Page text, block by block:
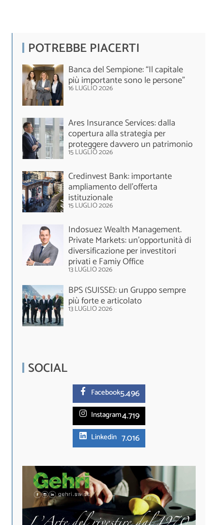
POTREBBE PIACERTI
Banca del Sempione: “Il capitale
più importante sono le persone”
16 LUGLIO 2026
Ares Insurance Services: dalla
copertura alla strategia per
proteggere davvero un patrimonio
15 LUGLIO 2026
Credinvest Bank: importante
ampliamento dell’offerta
istituzionale
15 LUGLIO 2026
Indosuez Wealth Management.
Private Markets: un’opportunità di
diversificazione per investitori
privati e Famiy Office
13 LUGLIO 2026
BPS (SUISSE): un Gruppo sempre
più forte e articolato
13 LUGLIO 2026
SOCIAL
Facebook5.496
Instagram4.719
Linkedin 7.016